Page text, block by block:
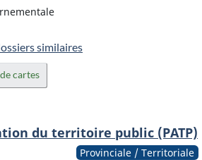
similaires
cartes
du territoire public (PATP)
Provinciale / Territoriale